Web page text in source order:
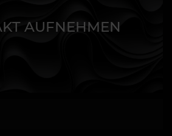
AUFNEHMEN